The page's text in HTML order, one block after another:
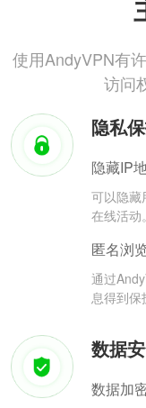
使用AndyVPN有
访问
隐私
隐藏IP
可以隐藏
在线活动。
匿名浏
通过
息得到保
数据
数据加